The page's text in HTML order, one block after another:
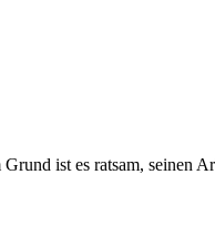
ist es ratsam, seinen